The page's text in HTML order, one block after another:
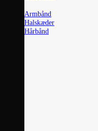
Armbånd
Halskæder
Hårbånd